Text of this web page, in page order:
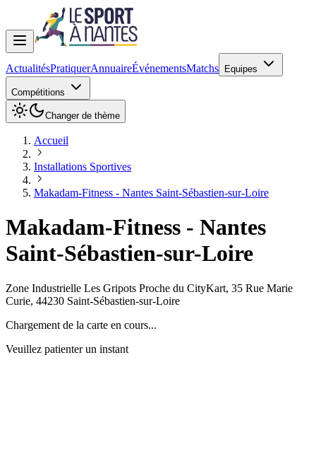
ActualitésPratiquerAnnuaireÉvénementsMatchs Equipes
Compétitions
Changer de thème
Accueil
Installations Sportives
Makadam-Fitness - Nantes Saint-Sébastien-sur-Loire
Makadam-Fitness - Nantes
Saint-Sébastien-sur-Loire
Zone Industrielle Les Gripots Proche du CityKart, 35 Rue Marie
Curie, 44230 Saint-Sébastien-sur-Loire
Chargement de la carte en cours...
Veuillez patienter un instant